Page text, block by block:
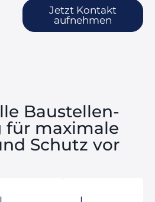
Jetzt Kontakt
aufnehmen
Baustellen­
für maximale
Schutz vor